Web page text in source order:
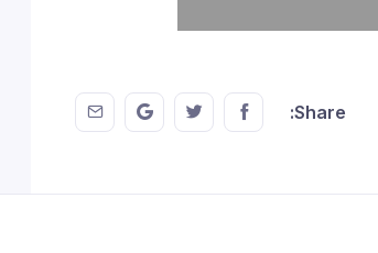
Share:
Share this on FaceBook
Share this on Twitter
this on GMail